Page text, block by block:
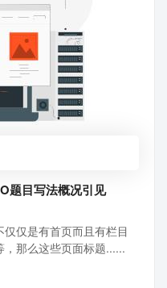
题目写法概况引见
仅是有首页而且有栏目
那么这些页面标题......